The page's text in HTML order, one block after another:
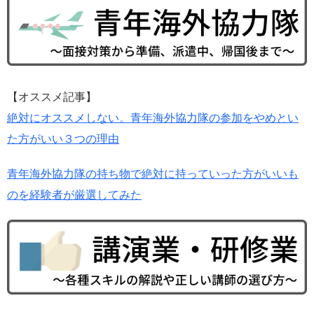
【オススメ記事】
絶対にオススメしない。青年海外協力隊の参加をやめとい
た方がいい３つの理由
青年海外協力隊の持ち物で絶対に持っていった方がいいも
のを経験者が厳選してみた